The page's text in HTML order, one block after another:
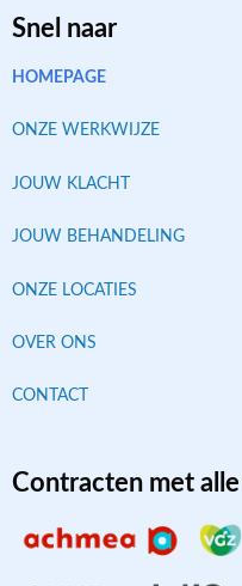
Snel naar
HOMEPAGE
ONZE WERKWIJZE
JOUW KLACHT
JOUW BEHANDELING
ONZE LOCATIES
OVER ONS
CONTACT
Contracten met